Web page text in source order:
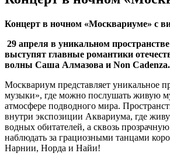
Концерт в ночном «Москвариуме» с
29 апреля в уникальном
выступят главные романтики
волны Саша Алмазова и Non Cadenza.
Москвариум представляет уникальное
музыки», где можно послушать живую
атмосфере подводного мира.
внутри экспозиции Аквариума, где
водных обитателей, а сквозь
наблюдать за грациозными танцами
Нарнии, Норда и Найи!